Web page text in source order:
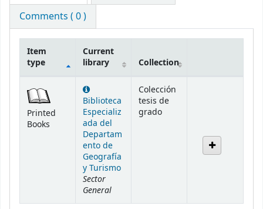
Comments ( 0 )
Item
type
Current
library
Collection
Printed
Books
Biblioteca
Especializ
ada del
Departam
ento de
Geografía
y Turismo
Sector
General
Colección
tesis de
grado